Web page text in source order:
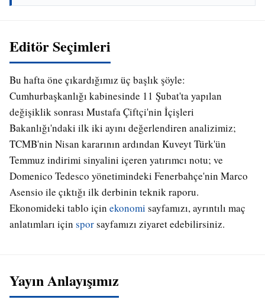
Editör Seçimleri
Bu hafta öne çıkardığımız üç başlık şöyle:
Cumhurbaşkanlığı kabinesinde 11 Şubat'ta yapılan
değişiklik sonrası Mustafa Çiftçi'nin İçişleri
Bakanlığı'ndaki ilk iki ayını değerlendiren analizimiz;
TCMB'nin Nisan kararının ardından Kuveyt Türk'ün
Temmuz indirimi sinyalini içeren yatırımcı notu; ve
Domenico Tedesco yönetimindeki Fenerbahçe'nin Marco
Asensio ile çıktığı ilk derbinin teknik raporu.
Ekonomideki tablo için ekonomi sayfamızı, ayrıntılı maç
anlatımları için sporsayfamızı ziyaret edebilirsiniz.
Yayın Anlayışımız